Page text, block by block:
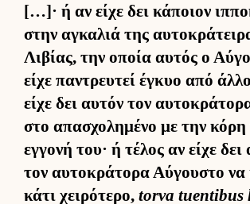
[…]· ή αν είχε δει κάποιον
στην αγκαλιά της
Λιβίας, την οποία αυ­τός ο
είχε παντρευ­τεί έγκυο από
είχε δει αυ­τόν τον
στο απασχολημένο με την κόρη
εγ­γονή του· ή τέλος αν είχε δει
τον αυ­τοκράτορα Αύ­γου­στο να
κάτι χει­ρότερο, torva tuentibus